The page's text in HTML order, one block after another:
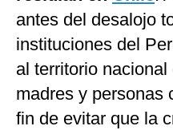
antes del desalojo
instituciones del
al territorio
madres y personas
fin de evitar que la